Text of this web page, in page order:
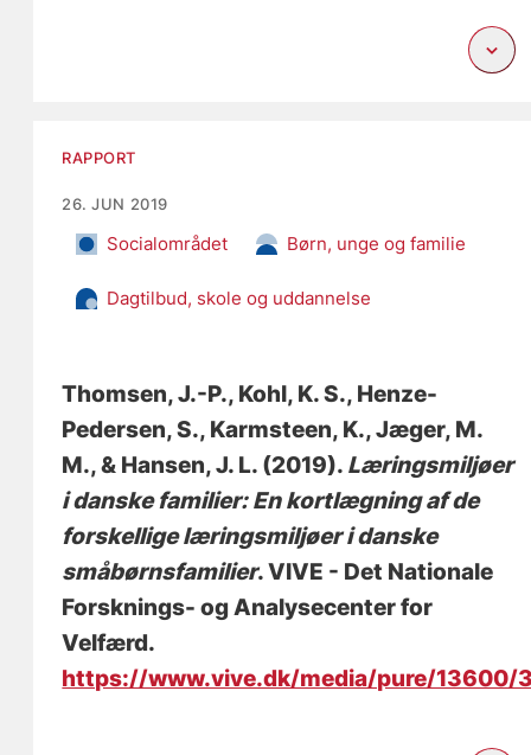
RAPPORT
26. JUN 2019
Socialområdet Børn, unge og familie
Dagtilbud, skole og uddannelse
Thomsen, J.-P., Kohl, K. S., Henze-
Pedersen, S., Karmsteen, K., Jæger, M.
M., & Hansen, J. L. (2019). Læringsmiljøer
i danske familier: En kortlægning af de
forskellige læringsmiljøer i danske
småbørnsfamilier. VIVE - Det Nationale
Forsknings- og Analysecenter for
Velfærd.
https://www.vive.dk/media/pure/13600/